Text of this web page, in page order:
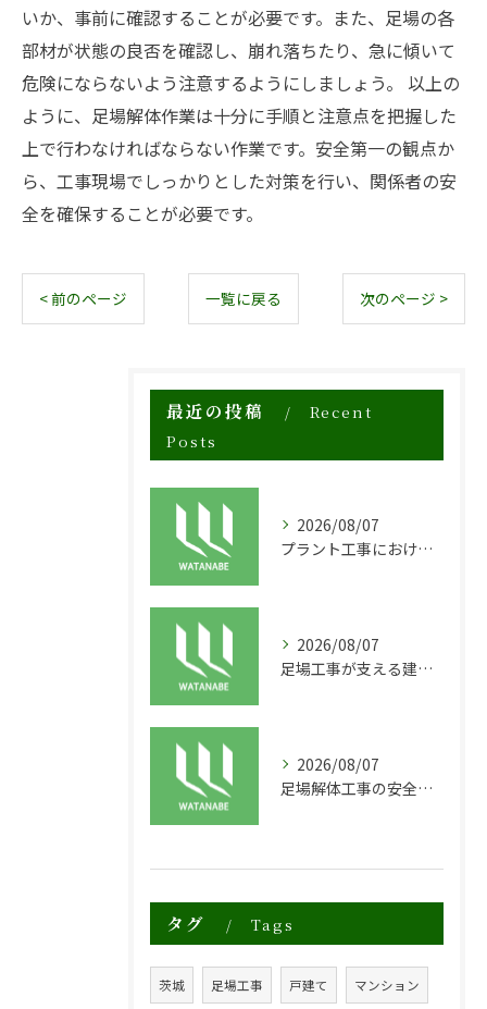
いか、事前に確認することが必要です。また、足場の各
部材が状態の良否を確認し、崩れ落ちたり、急に傾いて
危険にならないよう注意するようにしましょう。 以上の
ように、足場解体作業は十分に手順と注意点を把握した
上で行わなければならない作業です。安全第一の観点か
ら、工事現場でしっかりとした対策を行い、関係者の安
全を確保することが必要です。
< 前のページ 一覧に戻る 次のページ >
最近の投稿
Recent
Posts
2026/08/07
プラント工事における足場工事の安全対策と施工の重要性
2026/08/07
足場工事が支える建物の長寿命化と外装塗装の重要性
2026/08/07
足場解体工事の安全性と効率化のポイント
タグ Tags
茨城 足場工事 戸建て マンション